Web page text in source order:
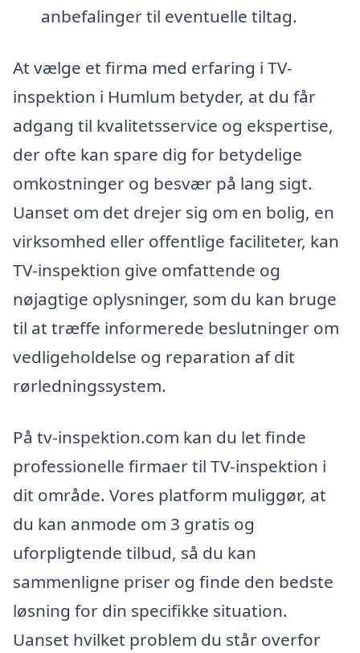
anbefalinger til eventuelle tiltag.
At vælge et firma med erfaring i TV-
inspektion i Humlum betyder, at du får
adgang til kvalitetsservice og ekspertise,
der ofte kan spare dig for betydelige
omkostninger og besvær på lang sigt.
Uanset om det drejer sig om en bolig, en
virksomhed eller offentlige faciliteter, kan
TV-inspektion give omfattende og
nøjagtige oplysninger, som du kan bruge
til at træffe informerede beslutninger om
vedligeholdelse og reparation af dit
rørledningssystem.
På tv-inspektion.com kan du let finde
professionelle firmaer til TV-inspektion i
dit område. Vores platform muliggør, at
du kan anmode om 3 gratis og
uforpligtende tilbud, så du kan
sammenligne priser og finde den bedste
løsning for din specifikke situation.
Uanset hvilket problem du står overfor